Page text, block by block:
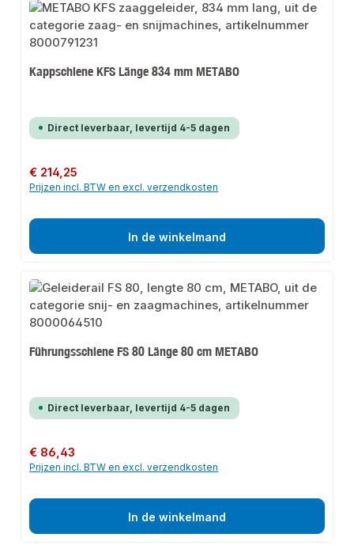
Kappschiene KFS Länge 834 mm METABO
Direct leverbaar, levertijd 4-5 dagen
Normale prijs:
€ 214,25
Prijzen incl. BTW en excl. verzendkosten
In de winkelmand
Führungsschiene FS 80 Länge 80 cm METABO
Direct leverbaar, levertijd 4-5 dagen
Normale prijs:
€ 86,43
Prijzen incl. BTW en excl. verzendkosten
In de winkelmand